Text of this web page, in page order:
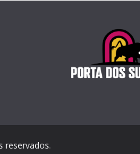
reservados.